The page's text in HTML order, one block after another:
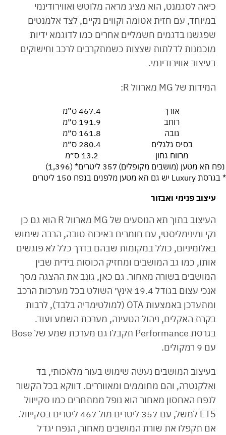
כיאה לסגמנט, הוא מציג מראה מלוטש ואווירודינמי
במיוחד, עם חזית אטומה וקווים נקיים, לצד אלמנטים
שפגשנו בדגמים חשמליים אחרים כמו לדוגמא ידיות
מוכמנות לדלתות שצצות כשמתקרבים לרכב וחישוקים
בעיצוב אווירודינמי.
המידות של MG מארוול R:
אורך
467.4 ס״מ
רוחב
191.9 ס״מ
גובה
161.8 ס״מ
בסיס גלגלים
280.4 ס״מ
מרווח גחון
13.2 ס״מ
נפח תא מטען (מושבים מקופלים) 357 ליטרים* (1,396)
* בגרסת Luxury יש גם תא מטען מלפנים בנפח 150 ליטרים
עיצוב פנימי ואבזור
העיצוב בתוך תא הנוסעים של MG מארוול R הוא גם כן
נקי ומינימליסטי, עם חומרים באיכות טובה, הרבה שימוש
באלומיניום, כולל במקומות שבהם בדרך כלל לא פוגשים
אותו, כמו גב המושבים ומחזיק הכוסות בידית שבין
המושבים בשורה מאחור. גם כאן, גונב את ההצגה מסך
אנכי עצום בגודל 19.4 אינץ׳ השולט בכל מערכות הרכב
ומתעדכן באמצעות OTA (למולטימדיה בלבד), לרבות
בקרת האקלים, ניהול הטעינה, מערכת השמע ועוד.
בגרסת Performance תקבלו גם מערכת שמע של Bose
עם 9 רמקולים.
בעיצוב המושבים נעשה שימוש בעור מלאכותי, בד
ואלקנטרה, והם מחוממים ומאווררים. דווקא בכל הקשור
לנפח האחסון מאחור הוא נופל ממתחרים כמו סקייוול
ET5 למשל, עם 357 ליטרים מול 467 ליטרים בסקייוול.
אם תקפלו את שורת המושבים מאחור, הנפח יגדל